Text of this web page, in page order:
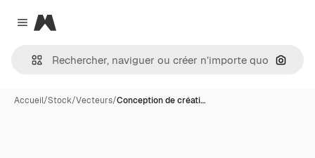
Close menu
Magnific
Accueil/Stock/Vecteurs/Conception de créati…